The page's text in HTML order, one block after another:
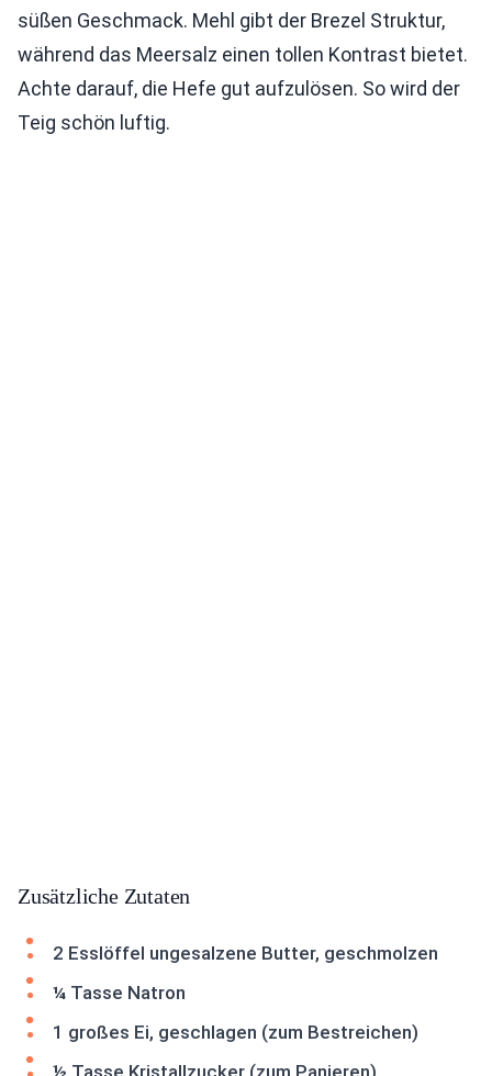
süßen Geschmack. Mehl gibt der Brezel Struktur,
während das Meersalz einen tollen Kontrast bietet.
Achte darauf, die Hefe gut aufzulösen. So wird der
Teig schön luftig.
Zusätzliche Zutaten
2 Esslöffel ungesalzene Butter, geschmolzen
¼ Tasse Natron
1 großes Ei, geschlagen (zum Bestreichen)